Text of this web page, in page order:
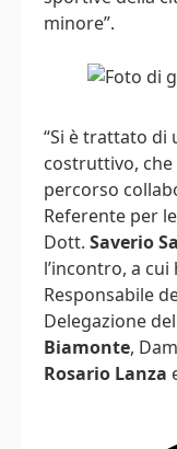
minore”.
“Si è trattato di
costruttivo,
percorso
Referente per
Dott. Saverio
l’incontro, a
Responsabile
Delegazione
Biamonte,
Rosario Lanza